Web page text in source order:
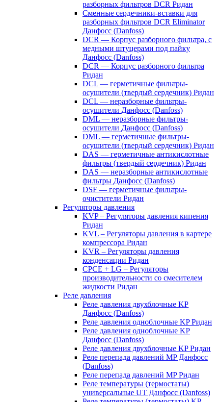
разборных фильтров DCR Ридан
Сменные сердечники-вставки для
разборных фильтров DCR Eliminator
Данфосс (Danfoss)
DCR — Корпус разборного фильтра, с
медными штуцерами под пайку
Данфосс (Danfoss)
DCR — Корпус разборного фильтра
Ридан
DCL — герметичные фильтры-
осушители (твердый сердечник) Ридан
DCL — неразборные фильтры-
осушители Данфосс (Danfoss)
DML — неразборные фильтры-
осушители Данфосс (Danfoss)
DML — герметичные фильтры-
осушители (твердый сердечник) Ридан
DAS — герметичные антикислотные
фильтры (твердый сердечник) Ридан
DAS — неразборные антикислотные
фильтры Данфосс (Danfoss)
DSF — герметичные фильтры-
очистители Ридан
Регуляторы давления
KVP – Регуляторы давления кипения
Ридан
KVL – Регуляторы давления в картере
компрессора Ридан
KVR – Регуляторы давления
конденсации Ридан
CPCE + LG – Регуляторы
производительности со смесителем
жидкости Ридан
Реле давления
Реле давления двухблочные KP
Данфосс (Danfoss)
Реле давления одноблочные KP Ридан
Реле давления одноблочные KP
Данфосс (Danfoss)
Реле давления двухблочные KP Ридан
Реле перепада давлений MP Данфосс
(Danfoss)
Реле перепада давлений MP Ридан
Реле температуры (термостаты)
универсальные UT Данфосс (Danfoss)